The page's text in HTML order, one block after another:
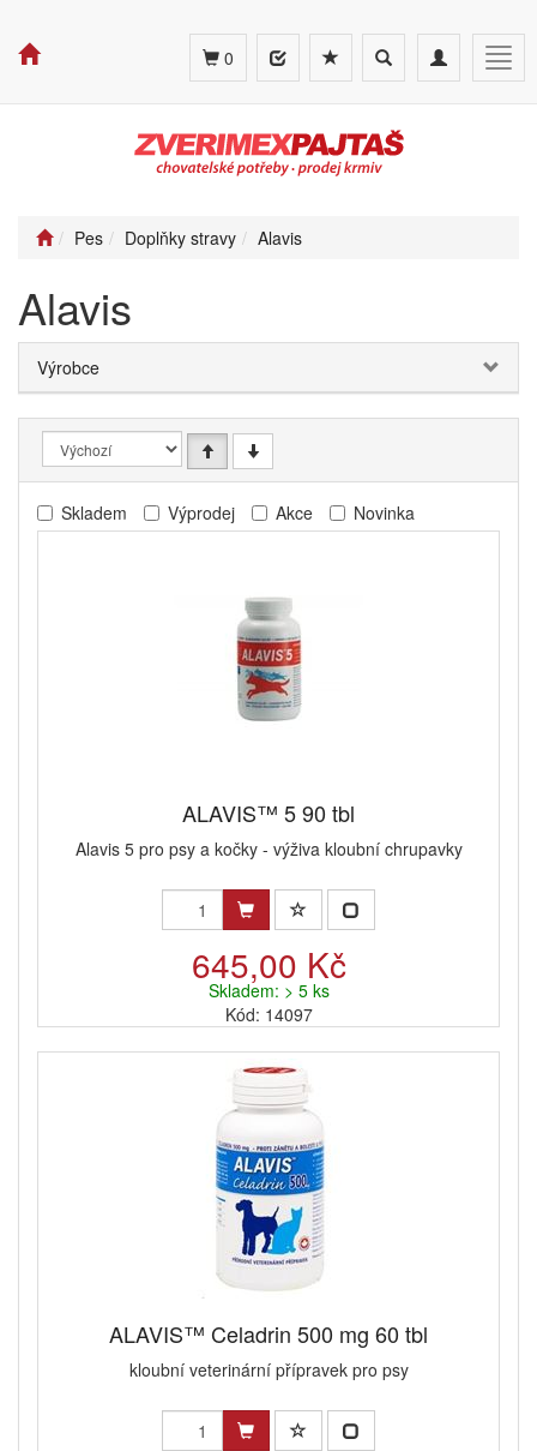
Toggle
navigation
Toggle
search
0
Pes Doplňky stravy Alavis
Alavis
Výrobce
Skladem Výprodej Akce Novinka
ALAVIS™ 5 90 tbl
Alavis 5 pro psy a kočky - výživa kloubní chrupavky
645,00 Kč
Skladem: > 5 ks
Kód: 14097
ALAVIS™ Celadrin 500 mg 60 tbl
kloubní veterinární přípravek pro psy